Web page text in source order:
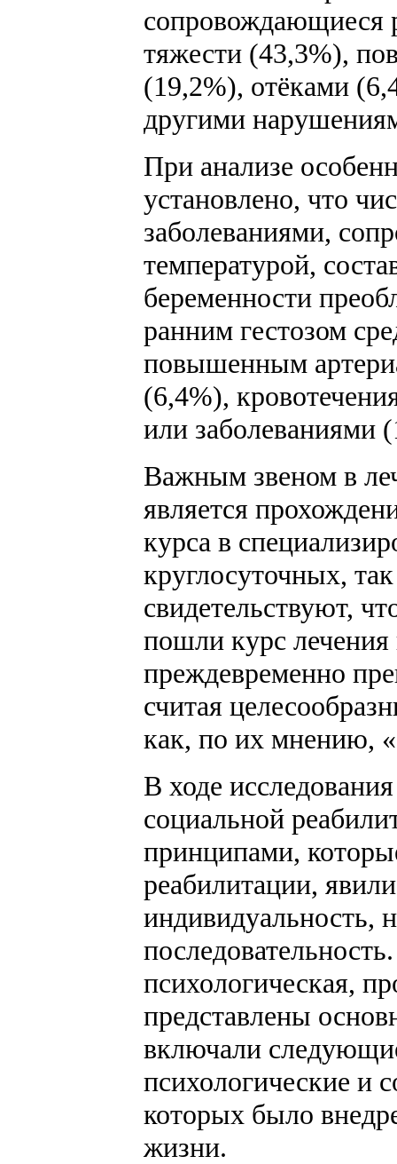
сопровождающиеся
тяжести (43,3%),
(19,2%), отёками
другими
При анализе
установлено, что
заболеваниями,
температурой,
беременности
ранним гестозом
повышенным
(6,4%),
или заболеваниями
Важным звеном в
является
курса в
круглосуточных,
свидетельствуют,
пошли курс
преждевременно
считая
как, по их мнению,
В ходе
социальной
принципами,
реабилитации,
индивидуальность,
психологическая,
представлены
включали
психологические и
которых было
жизни.